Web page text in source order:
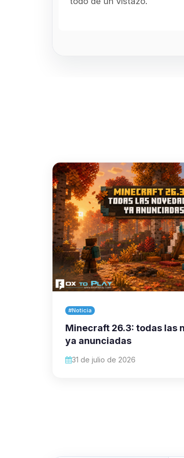
#Noticia
Minecraft 26.3: todas las
ya anunciadas
31 de julio de 2026